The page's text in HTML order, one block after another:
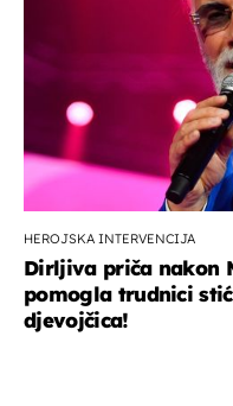
HEROJSKA INTERVENCIJA
Dirljiva priča nakon
pomogla trudnici
djevojčica!